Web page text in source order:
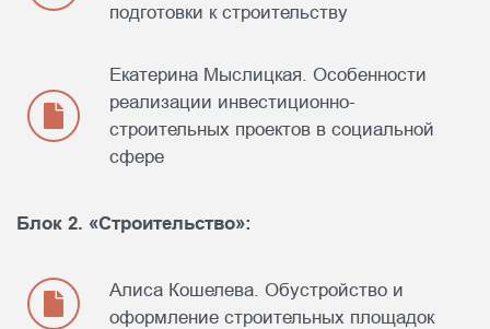
инвестиционно-строительных проектов в
социальной сфере»
подготовки к строительству
Екатерина Мыслицкая. Особенности
реализации инвестиционно-
строительных проектов в социальной
сфере
Блок 2. «Строительство»:
Алиса Кошелева. Обустройство и
оформление строительных площадок